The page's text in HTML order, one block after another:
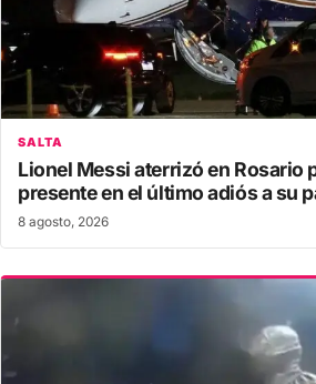
SALTA
Lionel Messi aterrizó en Rosario
presente en el último adiós a su
8 agosto, 2026